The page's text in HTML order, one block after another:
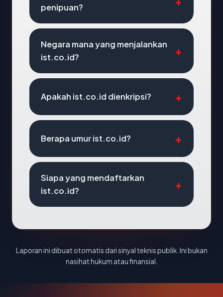
penipuan?
Negara mana yang menjalankan
ist.co.id?
Apakah ist.co.id dienkripsi?
Berapa umur ist.co.id?
Siapa yang mendaftarkan
ist.co.id?
Laporan ini dibuat otomatis dari sinyal teknis publik. Ini bukan
nasihat hukum atau finansial.